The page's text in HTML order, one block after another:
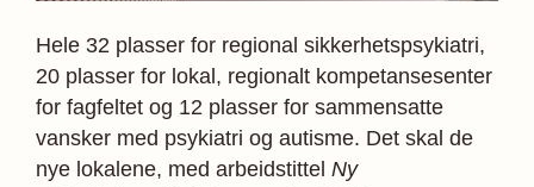
Hele 32 plasser for regional sikkerhetspsykiatri,
20 plasser for lokal, regionalt kompetansesenter
for fag­feltet og 12 plasser for sammensatte
vansker med psykiatri og autisme. Det skal de
nye lokalene, med arbeidstittel Ny